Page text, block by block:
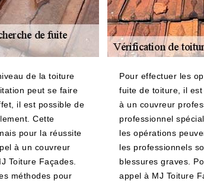
de la toiture
peut se faire
il est possible de
Cette
pour la réussite
à un couvreur
Toiture Façades.
méthodes pour
Pour effectuer les
fuite de toiture, il
à un couvreur
professionnel
les opérations
les professionnels
blessures graves.
appel à MJ Toiture